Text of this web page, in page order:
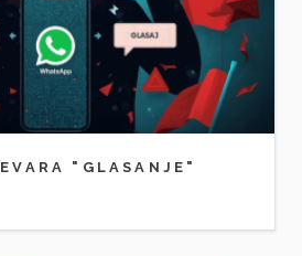
"GLASANJE"